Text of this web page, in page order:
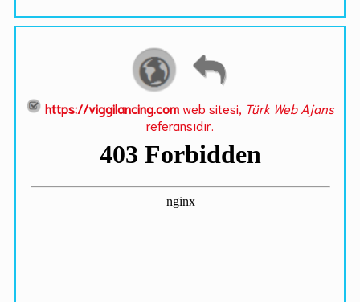
https://viggilancing.comweb sitesi, Türk Web Ajans
referansıdır.